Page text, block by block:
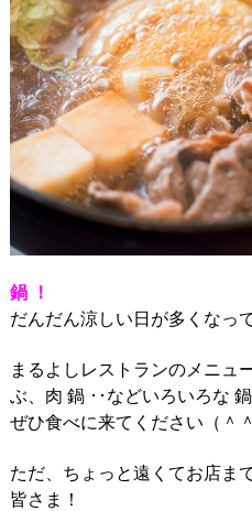
鍋 ！
だんだん涼しい日が多くなっ
まるよしレストランのメニュ
ぶ、肉 鍋 ･･などいろいろな
ぜひ食べに来てください（＾＾
ただ、ちょっと遠くてお店ま
皆さま！